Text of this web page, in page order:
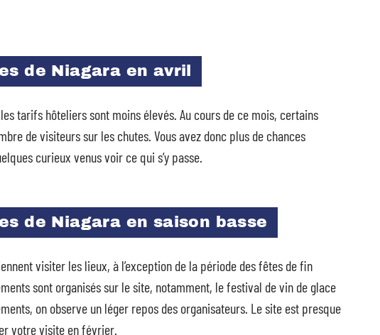
de Niagara en avril
tarifs hôteliers sont moins élevés. Au cours de ce mois, certains
de visiteurs sur les chutes. Vous avez donc plus de chances
curieux venus voir ce qui s’y passe.
de Niagara en saison basse
visiter les lieux, à l’exception de la période des fêtes de fin
sont organisés sur le site, notamment, le festival de vin de glace
on observe un léger repos des organisateurs. Le site est presque
votre visite en février.